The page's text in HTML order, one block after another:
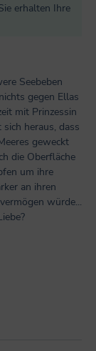
erhalten Ihre
Seebeben
gegen Ellas
mit Prinzessin
heraus, dass
geweckt
die Oberfläche
um ihre
an ihren
würde...